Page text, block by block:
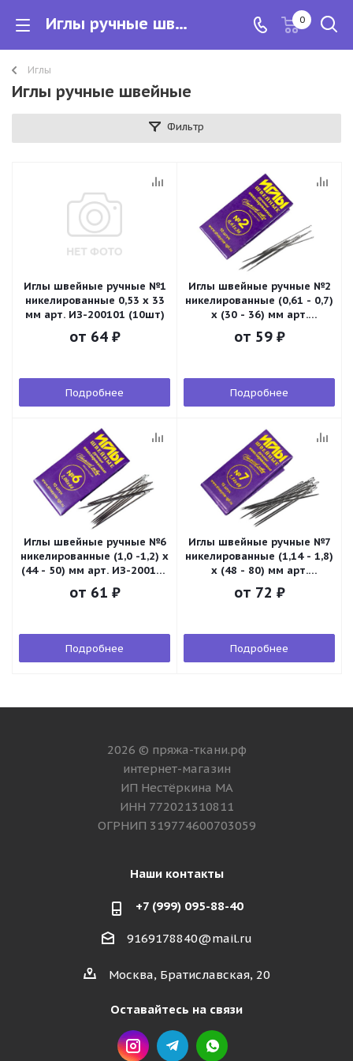
Иглы ручные швейные 0
Иглы
Иглы ручные швейные
Фильтр
Иглы швейные ручные №1
никелированные 0,53 х 33
мм арт. ИЗ-200101 (10шт)
от 64 ₽
Подробнее
Иглы швейные ручные №2
никелированные (0,61 - 0,7)
х (30 - 36) мм арт.
ИЗ-200102 (10шт)
от 59 ₽
Подробнее
Иглы швейные ручные №6
никелированные (1,0 -1,2) х
(44 - 50) мм арт. ИЗ-200106
(10шт)
от 61 ₽
Подробнее
Иглы швейные ручные №7
никелированные (1,14 - 1,8)
х (48 - 80) мм арт.
ИЗ-200107 (10шт)
от 72 ₽
Подробнее
2026 © пряжа-ткани.рф
интернет-магазин
ИП Нестёркина МА
ИНН 772021310811
ОГРНИП 319774600703059
Наши контакты
+7 (999) 095-88-40
9169178840@mail.ru
Москва, Братиславская, 20
Оставайтесь на связи